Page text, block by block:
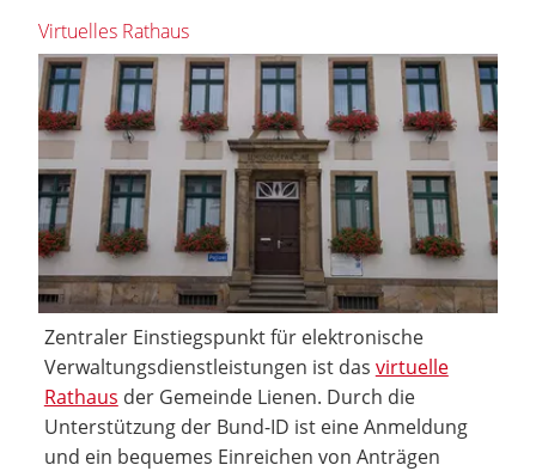
Virtuelles Rathaus
Zentraler Einstiegspunkt für elektronische
Verwaltungsdienstleistungen ist das virtuelle
Rathaus der Gemeinde Lienen. Durch die
Unterstützung der Bund-ID ist eine Anmeldung
und ein bequemes Einreichen von Anträgen